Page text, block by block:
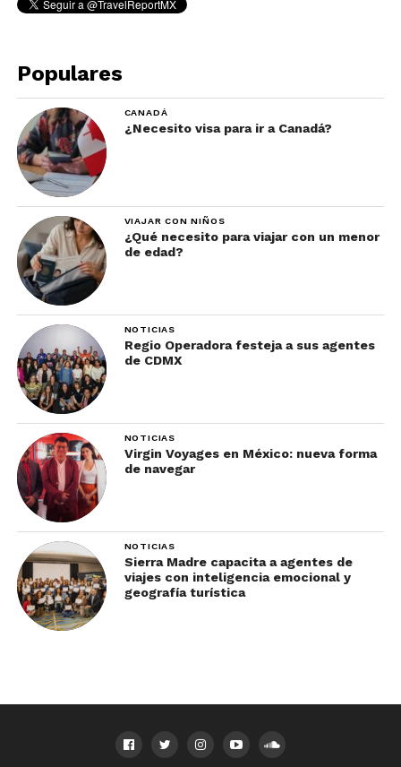
Populares
CANADÁ
¿Necesito visa para ir a Canadá?
VIAJAR CON NIÑOS
¿Qué necesito para viajar con un menor
de edad?
NOTICIAS
Regio Operadora festeja a sus agentes
de CDMX
NOTICIAS
Virgin Voyages en México: nueva forma
de navegar
NOTICIAS
Sierra Madre capacita a agentes de
viajes con inteligencia emocional y
geografía turística